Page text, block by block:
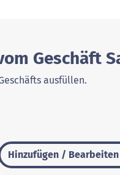
Geschäft
ausfüllen.
Hinzufügen /